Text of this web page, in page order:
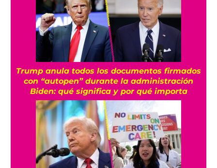
Trump anula todos los documentos firmados
con “autopen” durante la administración
Biden: qué significa y por qué importa